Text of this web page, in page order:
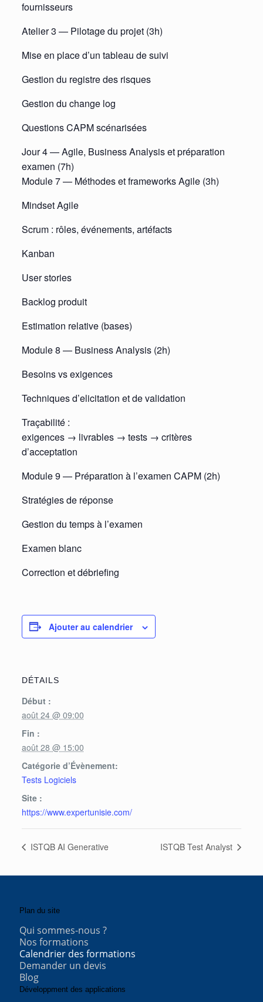
fournisseurs
Atelier 3 — Pilotage du projet (3h)
Mise en place d’un tableau de suivi
Gestion du registre des risques
Gestion du change log
Questions CAPM scénarisées
Jour 4 — Agile, Business Analysis et préparation
examen (7h)
Module 7 — Méthodes et frameworks Agile (3h)
Mindset Agile
Scrum : rôles, événements, artéfacts
Kanban
User stories
Backlog produit
Estimation relative (bases)
Module 8 — Business Analysis (2h)
Besoins vs exigences
Techniques d’elicitation et de validation
Traçabilité :
exigences → livrables → tests → critères
d’acceptation
Module 9 — Préparation à l’examen CAPM (2h)
Stratégies de réponse
Gestion du temps à l’examen
Examen blanc
Correction et débriefing
Ajouter au calendrier
DÉTAILS
Début :
août 24 @ 09:00
Fin :
août 28 @ 15:00
Catégorie d’Évènement:
Tests Logiciels
Site :
https://www.expertunisie.com/
ISTQB AI Generative ISTQB Test Analyst
Plan du site
Qui sommes-nous ?
Nos formations
Calendrier des formations
Demander un devis
Blog
Développment des applications